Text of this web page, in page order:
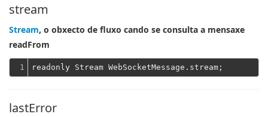
stream
Stream, o obxecto de fluxo cando se consulta a mensaxe
readFrom
1
lastError